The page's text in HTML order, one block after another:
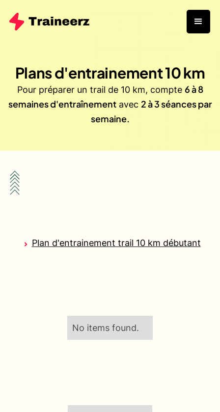
Plans d'entrainement10km
Pour préparer un trail de 10 km, compte 6 à 8
semaines d'entraînementavec 2 à 3 séances par
semaine.
Plan d'entrainement trail 10 km débutant
No items found.